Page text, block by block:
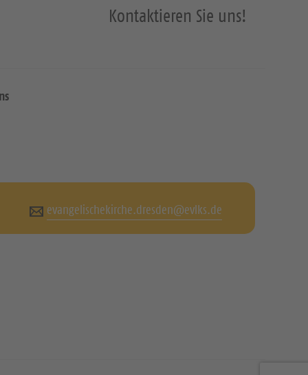
Kontaktieren Sie uns!
evangelischekirche.dresden@evlks.de